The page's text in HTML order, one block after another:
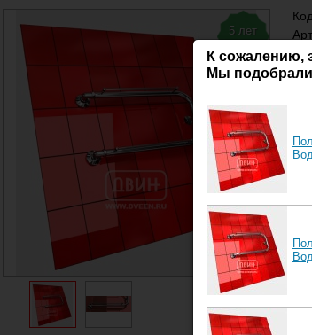
5 лет
гарантия
К сожалению,
Мы